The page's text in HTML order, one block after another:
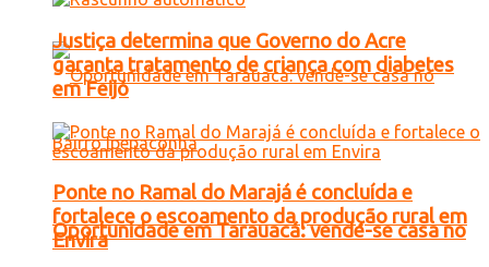
Oportunidade em Tarauacá: vende-se casa no
Justiça determina que Governo do Acre
garanta tratamento de criança com diabetes
em Feijó
Ponte no Ramal do Marajá é concluída e
fortalece o escoamento da produção rural em
Envira